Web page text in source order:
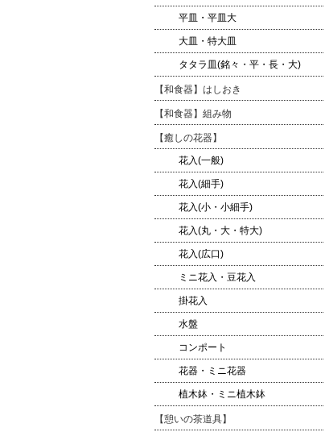
平皿・平皿大
大皿・特大皿
タタラ皿(銘々・平・長・大)
【和食器】はしおき
【和食器】組み物
【癒しの花器】
花入(一般)
花入(細手)
花入(小・小細手)
花入(丸・大・特大)
花入(広口)
ミニ花入・豆花入
掛花入
水盤
コンポート
花器・ミニ花器
植木鉢・ミニ植木鉢
【憩いの茶道具】